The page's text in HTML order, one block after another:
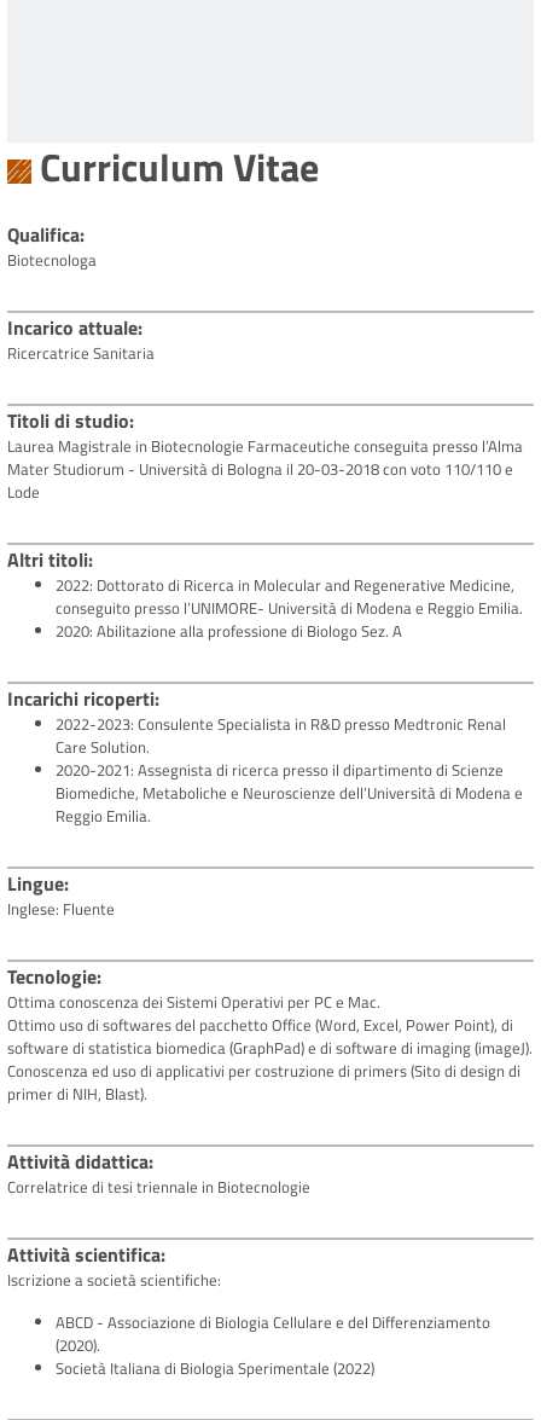
Curriculum Vitae
Qualifica
Biotecnologa
Incarico attuale
Ricercatrice Sanitaria
Titoli di studio
Laurea Magistrale in Biotecnologie Farmaceutiche conseguita presso l’Alma
Mater Studiorum - Università di Bologna il 20-03-2018 con voto 110/110 e
Lode
Altri titoli
2022: Dottorato di Ricerca in Molecular and Regenerative Medicine,
conseguito presso l’UNIMORE- Università di Modena e Reggio Emilia.
2020: Abilitazione alla professione di Biologo Sez. A
Incarichi ricoperti
2022-2023: Consulente Specialista in R&D presso Medtronic Renal
Care Solution.
2020-2021: Assegnista di ricerca presso il dipartimento di Scienze
Biomediche, Metaboliche e Neuroscienze dell’Università di Modena e
Reggio Emilia.
Lingue
Inglese: Fluente
Tecnologie
Ottima conoscenza dei Sistemi Operativi per PC e Mac.
Ottimo uso di softwares del pacchetto Office (Word, Excel, Power Point), di
software di statistica biomedica (GraphPad) e di software di imaging (imageJ).
Conoscenza ed uso di applicativi per costruzione di primers (Sito di design di
primer di NIH, Blast).
Attività didattica
Correlatrice di tesi triennale in Biotecnologie
Attività scientifica
Iscrizione a società scientifiche:
ABCD - Associazione di Biologia Cellulare e del Differenziamento
(2020).
Società Italiana di Biologia Sperimentale (2022)